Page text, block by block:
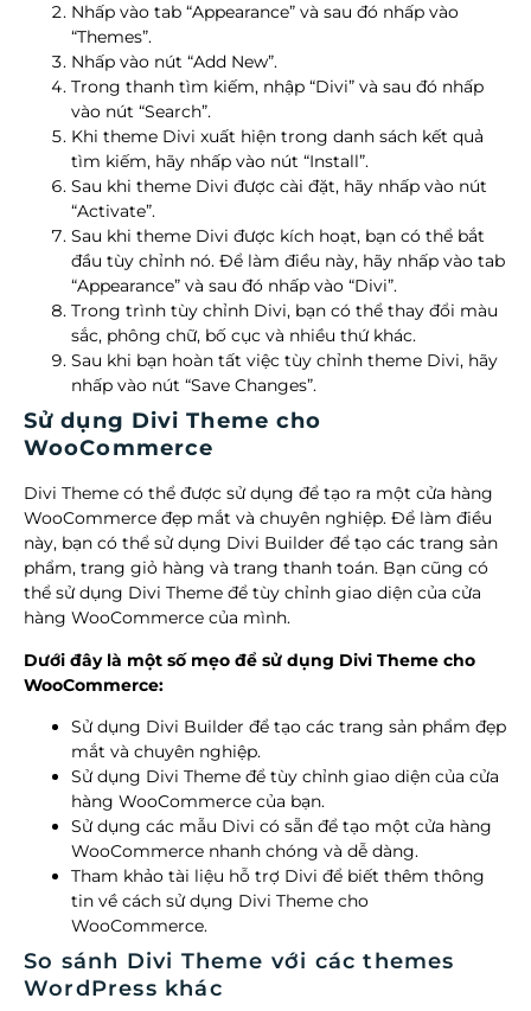
Nhấp vào tab “Appearance” và sau đó nhấp vào
“Themes”.
Nhấp vào nút “Add New”.
Trong thanh tìm kiếm, nhập “Divi” và sau đó nhấp
vào nút “Search”.
Khi theme Divi xuất hiện trong danh sách kết quả
tìm kiếm, hãy nhấp vào nút “Install”.
Sau khi theme Divi được cài đặt, hãy nhấp vào nút
“Activate”.
Sau khi theme Divi được kích hoạt, bạn có thể bắt
đầu tùy chỉnh nó. Để làm điều này, hãy nhấp vào tab
“Appearance” và sau đó nhấp vào “Divi”.
Trong trình tùy chỉnh Divi, bạn có thể thay đổi màu
sắc, phông chữ, bố cục và nhiều thứ khác.
Sau khi bạn hoàn tất việc tùy chỉnh theme Divi, hãy
nhấp vào nút “Save Changes”.
Sử dụng Divi Theme cho
WooCommerce
Divi Theme có thể được sử dụng để tạo ra một cửa hàng
WooCommerce đẹp mắt và chuyên nghiệp. Để làm điều
này, bạn có thể sử dụng Divi Builder để tạo các trang sản
phẩm, trang giỏ hàng và trang thanh toán. Bạn cũng có
thể sử dụng Divi Theme để tùy chỉnh giao diện của cửa
hàng WooCommerce của mình.
Dưới đây là một số mẹo để sử dụng Divi Theme cho
WooCommerce:
Sử dụng Divi Builder để tạo các trang sản phẩm đẹp
mắt và chuyên nghiệp.
Sử dụng Divi Theme để tùy chỉnh giao diện của cửa
hàng WooCommerce của bạn.
Sử dụng các mẫu Divi có sẵn để tạo một cửa hàng
WooCommerce nhanh chóng và dễ dàng.
Tham khảo tài liệu hỗ trợ Divi để biết thêm thông
tin về cách sử dụng Divi Theme cho
WooCommerce.
So sánh Divi Theme với các themes
WordPress khác